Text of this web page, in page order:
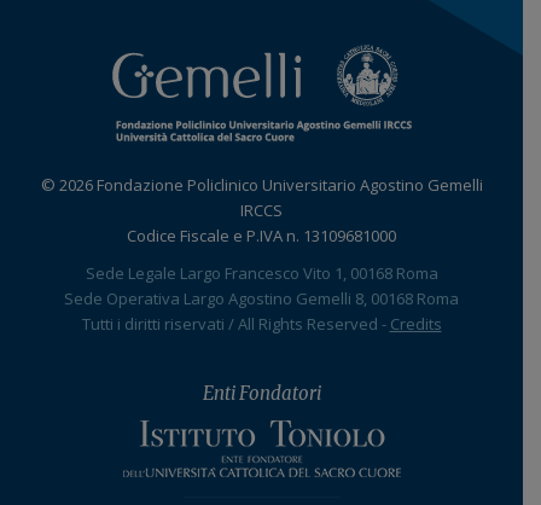
© 2026 Fondazione Policlinico Universitario Agostino Gemelli
IRCCS
Codice Fiscale e P.IVA n. 13109681000
Sede Legale Largo Francesco Vito 1, 00168 Roma
Sede Operativa Largo Agostino Gemelli 8, 00168 Roma
Tutti i diritti riservati / All Rights Reserved - Credits
Enti Fondatori